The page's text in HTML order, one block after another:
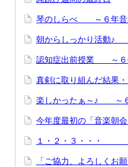
琴のしらべ ～６年音
朝からしっかり活動♪
認知症出前授業 ～６
真剣に取り組んだ結果
楽しかったぁ～♪ ～６
今年度最初の「音楽朝会
１・２・３・・・
「ご協力、よろしく